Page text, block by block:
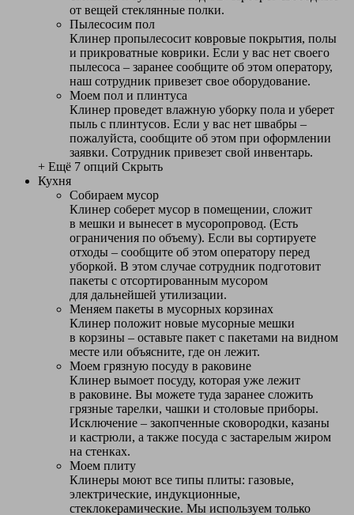
от вещей стеклянные полки.
Пылесосим пол
Клинер пропылесосит ковровые покрытия, полы
и прикроватные коврики. Если у вас нет своего
пылесоса – заранее сообщите об этом оператору,
наш сотрудник привезет свое оборудование.
Моем пол и плинтуса
Клинер проведет влажную уборку пола и уберет
пыль с плинтусов. Если у вас нет швабры –
пожалуйста, сообщите об этом при оформлении
заявки. Сотрудник привезет свой инвентарь.
+ Ещё 7 опций Скрыть
Кухня
Собираем мусор
Клинер соберет мусор в помещении, сложит
в мешки и вынесет в мусоропровод. (Есть
ограничения по объему). Если вы сортируете
отходы – сообщите об этом оператору перед
уборкой. В этом случае сотрудник подготовит
пакеты с отсортированным мусором
для дальнейшей утилизации.
Меняем пакеты в мусорных корзинах
Клинер положит новые мусорные мешки
в корзины – оставьте пакет с пакетами на видном
месте или объясните, где он лежит.
Моем грязную посуду в раковине
Клинер вымоет посуду, которая уже лежит
в раковине. Вы можете туда заранее сложить
грязные тарелки, чашки и столовые приборы.
Исключение – закопченные сковородки, казаны
и кастрюли, а также посуда с застарелым жиром
на стенках.
Моем плиту
Клинеры моют все типы плиты: газовые,
электрические, индукционные,
стеклокерамические. Мы используем только